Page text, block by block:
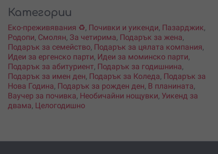
Категории
Еко-преживявания ♻️, Почивки и уикенди, Пазарджик,
Родопи, Смолян, За четирима, Подарък за жена,
Подарък за семейство, Подарък за цялата компания,
Идеи за ергенско парти, Идеи за моминско парти,
Подарък за абитуриент, Подарък за годишнина,
Подарък за имен ден, Подарък за Коледа, Подарък за
Нова Година, Подарък за рожден ден, В планината,
Ваучер за почивка, Необичайни нощувки, Уикенд за
двама, Целогодишно